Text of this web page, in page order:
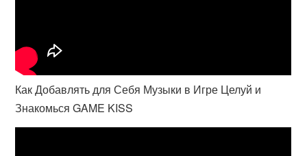
Как Добавлять для Себя Музыки в Игре Целуй и
Знакомься GAME KISS